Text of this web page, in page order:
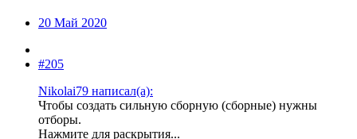
20 Май 2020
#205
Nikolai79 написал(а):
Чтобы создать сильную сборную (сборные) нужны
отборы.
Нажмите для раскрытия...